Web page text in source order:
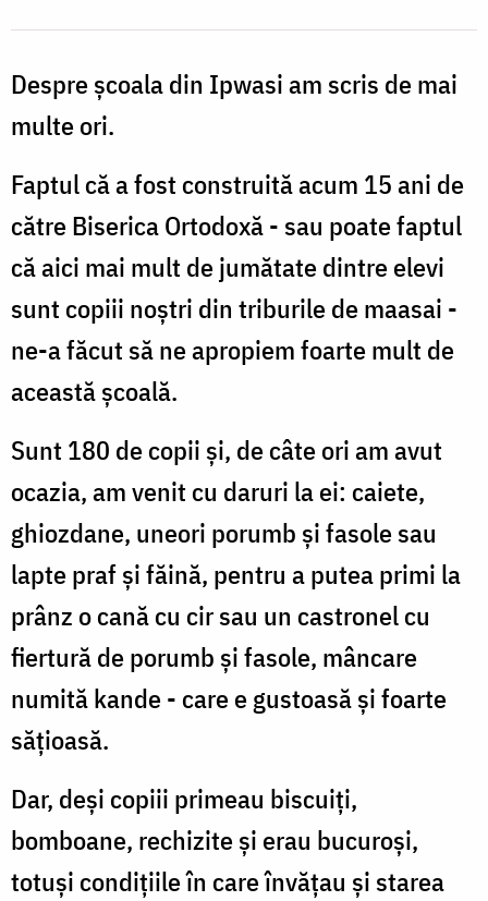
Despre școala din Ipwasi am scris de mai
multe ori.
Faptul că a fost construită acum 15 ani de
către Biserica Ortodoxă - sau poate faptul
că aici mai mult de jumătate dintre elevi
sunt copiii noştri din triburile de maasai -
ne-a făcut să ne apropiem foarte mult de
această școală.
Sunt 180 de copii şi, de câte ori am avut
ocazia, am venit cu daruri la ei: caiete,
ghiozdane, uneori porumb și fasole sau
lapte praf și făină, pentru a putea primi la
prânz o cană cu cir sau un castronel cu
fiertură de porumb și fasole, mâncare
numită kande - care e gustoasă și foarte
sățioasă.
Dar, deși copiii primeau biscuiți,
bomboane, rechizite şi erau bucuroşi,
totuși condițiile în care învățau și starea